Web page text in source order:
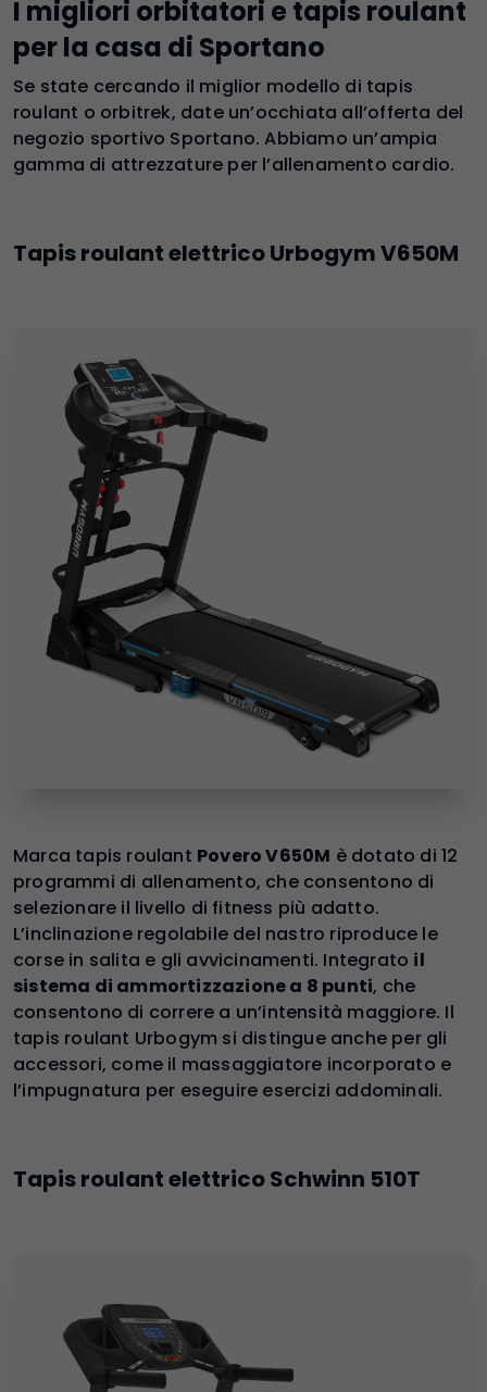
I migliori orbitatori e tapis roulant
per la casa di Sportano
Se state cercando il miglior modello di tapis
roulant o orbitrek, date un’occhiata all’offerta del
negozio sportivo Sportano. Abbiamo un’ampia
gamma di attrezzature per l’allenamento cardio.
Tapis roulant elettrico Urbogym V650M
Marca tapis roulant Povero V650M è dotato di 12
programmi di allenamento, che consentono di
selezionare il livello di fitness più adatto.
L’inclinazione regolabile del nastro riproduce le
corse in salita e gli avvicinamenti. Integrato il
sistema di ammortizzazione a 8 punti, che
consentono di correre a un’intensità maggiore. Il
tapis roulant Urbogym si distingue anche per gli
accessori, come il massaggiatore incorporato e
l’impugnatura per eseguire esercizi addominali.
Tapis roulant elettrico Schwinn 510T